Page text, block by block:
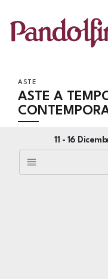
ASTE
ASTE A
11 - 16